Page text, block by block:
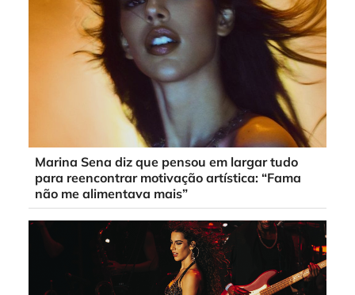
Marina Sena diz que pensou em largar tudo
para reencontrar motivação artística: “Fama
não me alimentava mais”